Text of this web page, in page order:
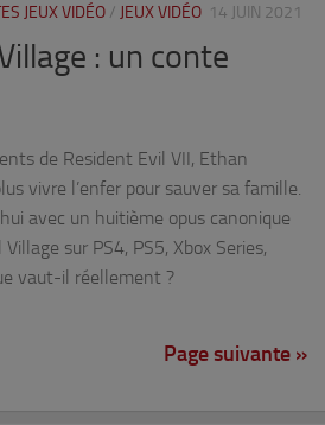
JEUX VIDÉO / JEUX VIDÉO 14 JUIN 2021
: un conte
de Resident Evil VII, Ethan
vivre l’enfer pour sauver sa famille.
avec un huitième opus canonique
sur PS4, PS5, Xbox Series,
vaut-il réellement ?
Page suivante »